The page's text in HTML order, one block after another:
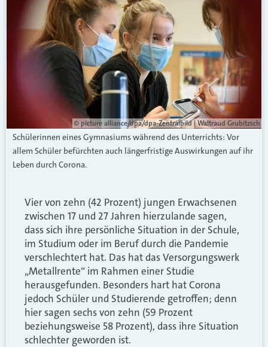
© picture alliance/dpa/dpa-Zentralbild | Waltraud Grubitzsch
Schülerinnen eines Gymnasiums während des Unterrichts: Vor
allem Schüler befürchten auch längerfristige Auswirkungen auf ihr
Leben durch Corona.
Vier von zehn (42 Prozent) jungen Erwachsenen
zwischen 17 und 27 Jahren hierzulande sagen,
dass sich ihre persönliche Situation in der Schule,
im Studium oder im Beruf durch die Pandemie
verschlechtert hat. Das hat das Versorgungswerk
„Metallrente“ im Rahmen einer Studie
herausgefunden. Besonders hart hat Corona
jedoch Schüler und Studierende getroffen; denn
hier sagen sechs von zehn (59 Prozent
beziehungsweise 58 Prozent), dass ihre Situation
schlechter geworden ist.